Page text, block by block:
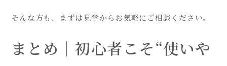
そんな方も、まずは見学からお気軽にご相談ください。
まとめ｜初心者こそ“使いや